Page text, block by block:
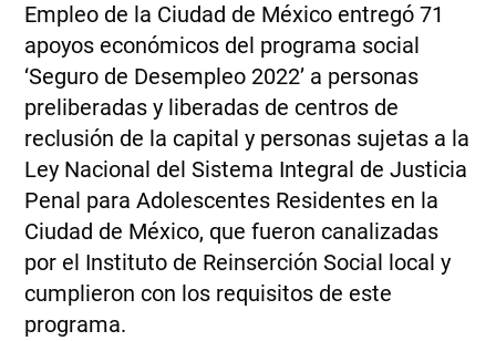
Empleo de la Ciudad de México entregó 71
apoyos económicos del programa social
‘Seguro de Desempleo 2022’ a personas
preliberadas y liberadas de centros de
reclusión de la capital y personas sujetas a la
Ley Nacional del Sistema Integral de Justicia
Penal para Adolescentes Residentes en la
Ciudad de México, que fueron canalizadas
por el Instituto de Reinserción Social local y
cumplieron con los requisitos de este
programa.